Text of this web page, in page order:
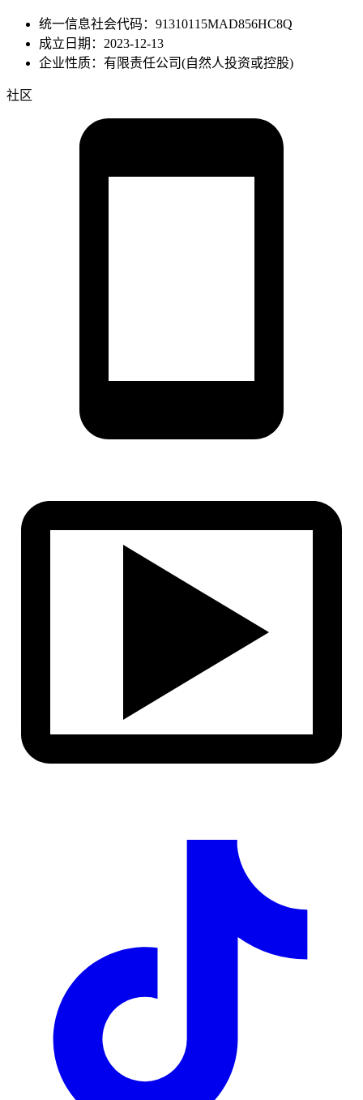
统一信息社会代码：91310115MAD856HC8Q
成立日期：2023-12-13
企业性质：有限责任公司(自然人投资或控股)
社区